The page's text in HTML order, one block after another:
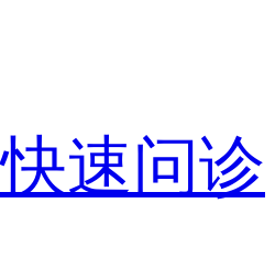
快速问诊